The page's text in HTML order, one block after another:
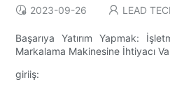
2023-09-26 LEAD
Başarıya Yatırım Yapmak:
Markalama Makinesine İhtiyacı
giriiş: